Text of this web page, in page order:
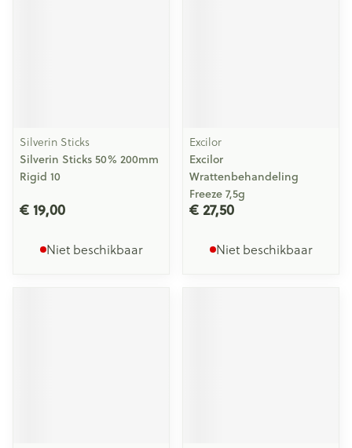
Silverin Sticks
Silverin Sticks 50% 200mm
Rigid 10
€ 19,00
Niet beschikbaar
Excilor
Excilor
Wrattenbehandeling
Freeze 7,5g
€ 27,50
Niet beschikbaar